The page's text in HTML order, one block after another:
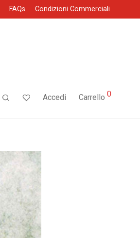
FAQs Condizioni Commerciali
Accedi Carrello 0